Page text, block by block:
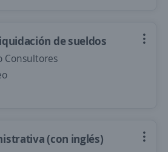
de sueldos
Consultores
(con inglés)